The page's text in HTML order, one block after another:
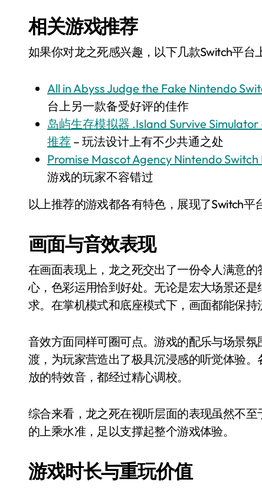
相关游戏推荐
如果你对龙之死感兴趣，以下几款Switch平台
All in Abyss Judge the Fake Nintendo
台上另一款备受好评的佳作
岛屿生存模拟器 .Island Survive
推荐 – 玩法设计上有不少共通之处
Promise Mascot Agency Nintendo
游戏的玩家不容错过
以上推荐的游戏都各有特色，展现了Switch平
画面与音效表现
在画面表现上，龙之死交出了一份令人满意
心，色彩运用恰到好处。无论是宏大场景还
求。在掌机模式和底座模式下，画面都能保持
音效方面同样可圈可点。游戏的配乐与场景
渡，为玩家营造出了极具沉浸感的听觉体验
放的特效音，都经过精心调校。
综合来看，龙之死在视听层面的表现虽然不
的上乘水准，足以支撑起整个游戏体验。
游戏时长与重玩价值